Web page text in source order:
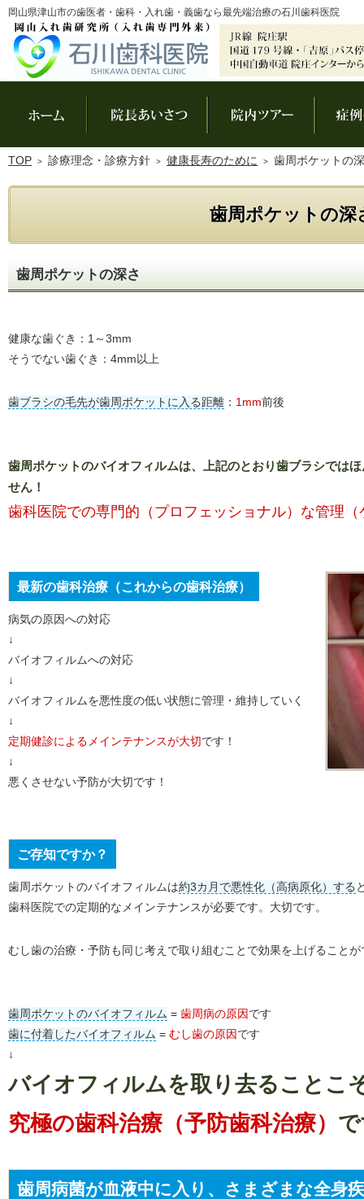
歯周ポケットの深
岡山県津山市の歯医者・歯科・入れ歯・義歯なら最先端治療の石川歯科医院
歯周ポケットの深さ
健康な歯ぐき：1～3mm
そうでない歯ぐき：4mm以上
歯ブラシの毛先が歯周ポケットに入る距離 ： 1mm前後
歯周ポケットのバイオフィルムは、上記のとおり歯ブラシでは
せん！
歯科医院での専門的（プロフェッショナル）な管理（
最新の歯科治療（これからの歯科治療）
病気の原因への対応
↓
バイオフィルムへの対応
↓
バイオフィルムを悪性度の低い状態に管理・維持していく
↓
定期健診によるメインテナンスが大切です！
↓
悪くさせない予防が大切です！
ご存知ですか？
歯周ポケットのバイオフィルムは約3カ月で悪性化（高病原化）する
歯科医院での定期的なメインテナンスが必要です。大切です。
むし歯の治療・予防も同じ考えで取り組むことで効果を上げることが
歯周ポケットのバイオフィルム = 歯周病の原因です
歯に付着したバイオフィルム = むし歯の原因です
↓
バイオフィルムを取り去ることこ
究極の歯科治療（予防歯科治療）
歯周病菌が血液中に入り、さまざまな全身
TOP 診療理念・診療方針 健康長寿のために 歯周ポケットの